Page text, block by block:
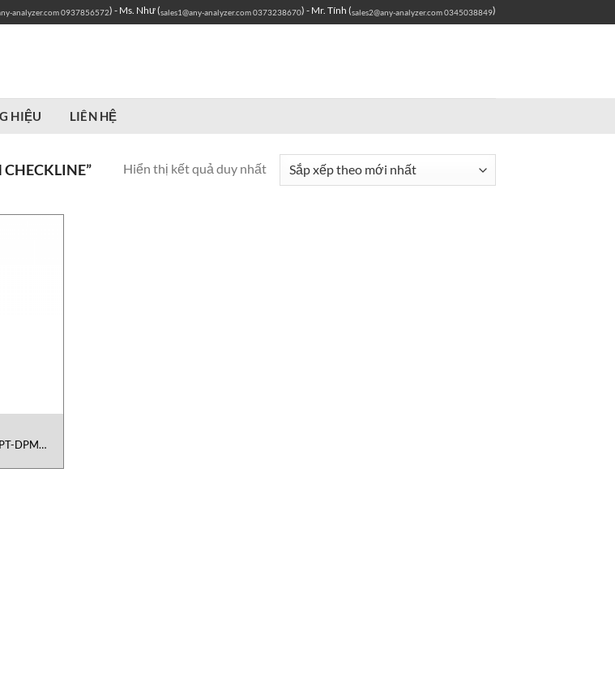
analyzer.com0937856572) - Ms. Như (sales1@any-analyzer.com0373238670) - Mr. Tính (sales2@any-analyzer.com0345038849)
HIỆU LIÊN HỆ
Hiển thị kết quả duy nhất
DPM